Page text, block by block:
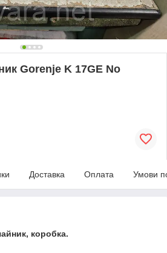
Gorenje K 17GE No
Доставка Оплата Умови
коробка.